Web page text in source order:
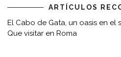
ARTÍCULOS
El Cabo de Gata, un oasis en el
Que visitar en Roma